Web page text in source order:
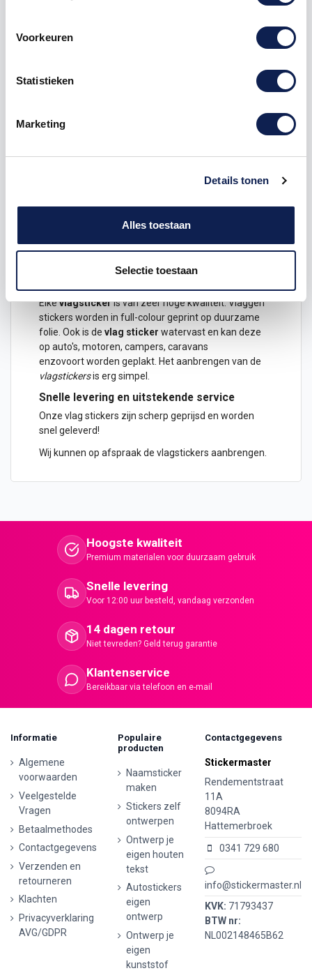
Voorkeuren
Statistieken
Marketing
Details tonen
Alles toestaan
Selectie toestaan
Gemeente vlaggensticker
geweest en waar je nog heen wilt met deze
Elkevlagstickeris van zeer hoge kwaliteit.Vlaggen
stickers worden in full-colour geprint op duurzame
folie. Ook is de vlag sticker watervast en kan deze
op auto's, motoren, campers, caravans
enzovoort worden geplakt. Het aanbrengen van de
vlagstickersis erg simpel.
Snelle levering en uitstekende service
Onze vlag stickers zijn scherp geprijsd en worden
snel geleverd!
Wij kunnen op afspraak de vlagstickers aanbrengen.
Hoogste kwaliteit
Premium materialen voor duurzaam gebruik
Snelle levering
Voor 12:00 uur besteld, vandaag verzonden
14 dagen retour
Niet tevreden? Geld terug garantie
Klantenservice
Bereikbaar via telefoon en e-mail
Informatie
Algemene
voorwaarden
Veelgestelde
Vragen
Betaalmethodes
Contactgegevens
Verzenden en
retourneren
Klachten
Privacyverklaring
AVG/GDPR
Populaire
producten
Naamsticker
maken
Stickers zelf
ontwerpen
Ontwerp je
eigen houten
tekst
Autostickers
eigen
ontwerp
Ontwerp je
eigen
kunststof
Contactgegevens
Stickermaster
Rendementstraat
11A
8094RA
Hattemerbroek
0341 729 680
info@stickermaster.nl
KVK: 71793437
BTW nr:
NL002148465B62